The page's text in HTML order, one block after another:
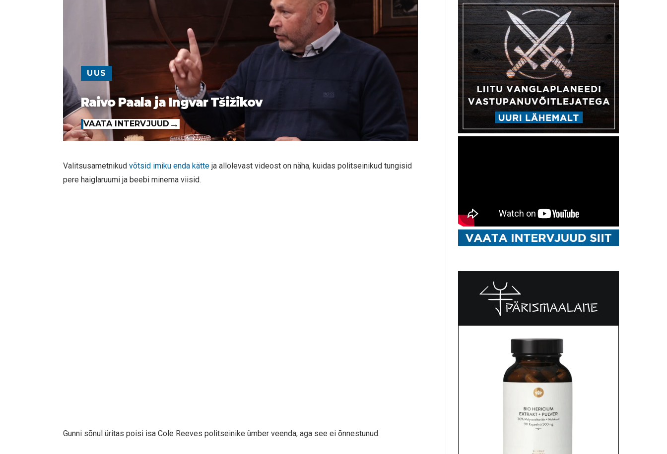
UUS
Raivo Paala ja Ingvar Tšižikov
VAATA INTERVJUUD
Valitsusametnikudvõtsid imiku enda kätte ja allolevast videost on näha, kuidas politseinikud tungisid
pere haiglaruumi ja beebi minema viisid.
Gunni sõnul üritas poisi isa Cole Reeves politseinike ümber veenda, aga see ei õnnestunud.